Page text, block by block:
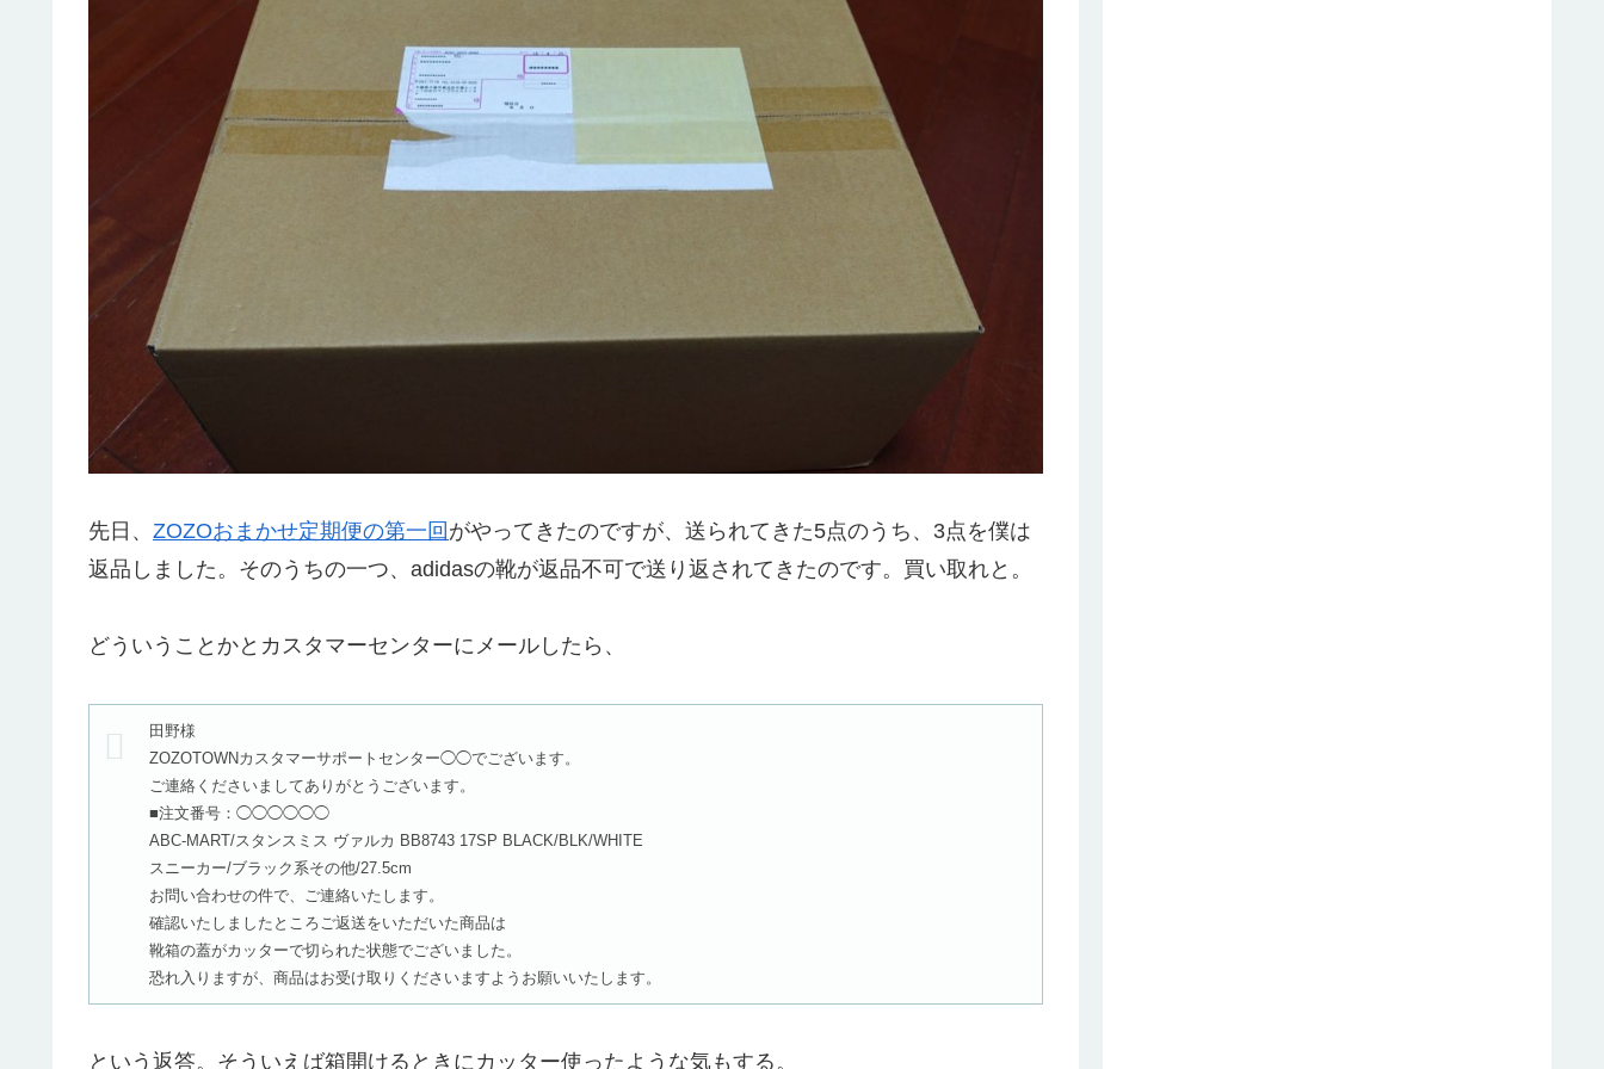
先日、 ZOZOおまかせ定期便の第一回 がやってきたのですが、送られてきた5点のうち、3点を僕は
返品しました。そのうちの一つ、adidasの靴が返品不可で送り返されてきたのです。買い取れと。
どういうことかとカスタマーセンターにメールしたら、
田野様
ZOZOTOWNカスタマーサポートセンター◯◯でございます。
ご連絡くださいましてありがとうございます。
■注文番号：◯◯◯◯◯◯
ABC-MART/スタンスミス ヴァルカ BB8743 17SP BLACK/BLK/WHITE
スニーカー/ブラック系その他/27.5cm
お問い合わせの件で、ご連絡いたします。
確認いたしましたところご返送をいただいた商品は
靴箱の蓋がカッターで切られた状態でございました。
恐れ入りますが、商品はお受け取りくださいますようお願いいたします。
という返答。そういえば箱開けるときにカッター使ったような気もする。